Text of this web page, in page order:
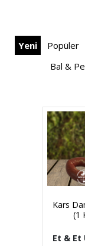
Yeni Popüler
Bal &
Kars
(1
Et & Et